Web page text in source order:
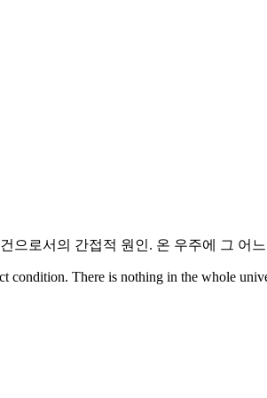
으로서의 간접적 원인. 온 우주에 그 어
There is nothing in the whole